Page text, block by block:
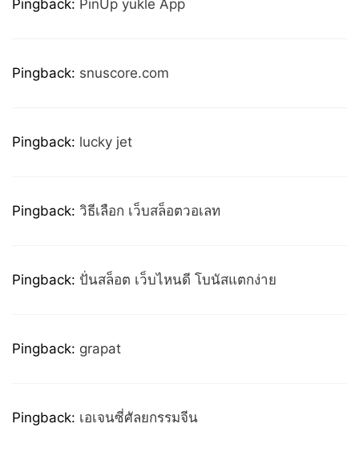
Pingback: PinUp yukle App
Pingback: snuscore.com
Pingback: lucky jet
Pingback: วิธีเลือก เว็บสล็อตวอเลท
Pingback: ปั่นสล็อต เว็บไหนดี โบนัสแตกง่าย
Pingback: grapat
Pingback: เอเจนซี่ศัลยกรรมจีน